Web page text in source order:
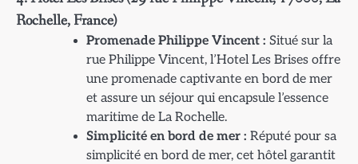
Rochelle, France)
Promenade Philippe Vincent : Situé sur la
rue Philippe Vincent, l’Hotel Les Brises offre
une promenade captivante en bord de mer
et assure un séjour qui encapsule l’essence
maritime de La Rochelle.
Simplicité en bord de mer : Réputé pour sa
simplicité en bord de mer, cet hôtel garantit